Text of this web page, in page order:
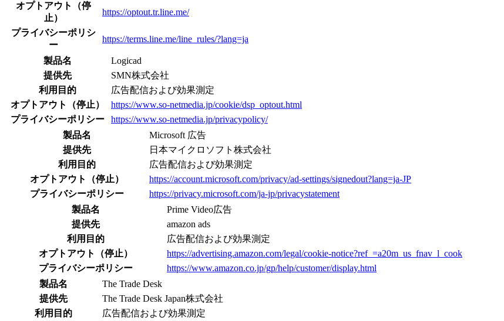
オプトアウト（停
止）
https://optout.tr.line.me/
プライバシーポリシ
ー
https://terms.line.me/line_rules/?lang=ja
製品名
Logicad
提供先
SMN株式会社
利用目的
広告配信および効果測定
オプトアウト（停止）
https://www.so-netmedia.jp/cookie/dsp_optout.html
プライバシーポリシー
https://www.so-netmedia.jp/privacypolicy/
製品名
Microsoft 広告
提供先
日本マイクロソフト株式会社
利用目的
広告配信および効果測定
オプトアウト（停止）
https://account.microsoft.com/privacy/ad-settings/signedout?lang=ja-JP
プライバシーポリシー
https://privacy.microsoft.com/ja-jp/privacystatement
製品名
Prime Video広告
提供先
amazon ads
利用目的
広告配信および効果測定
オプトアウト（停止）
https://advertising.amazon.com/legal/cookie-notice?ref_=a20m_us_fnav_l_cook
プライバシーポリシー
https://www.amazon.co.jp/gp/help/customer/display.html
製品名
The Trade Desk
提供先
The Trade Desk Japan株式会社
利用目的
広告配信および効果測定